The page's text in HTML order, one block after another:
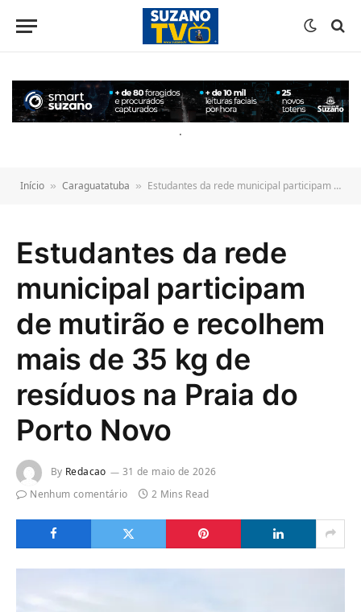
conteúdo
.
Início » Caraguatatuba » Estudantes da rede municipal participam de mutirão e recolhem mais de 35 kg de resíduos na Praia do Porto Novo
Estudantes da rede
municipal participam
de mutirão e recolhem
mais de 35 kg de
resíduos na Praia do
Porto Novo
By Redacao
31 de maio de 2026
Nenhum comentário
2 Mins Read